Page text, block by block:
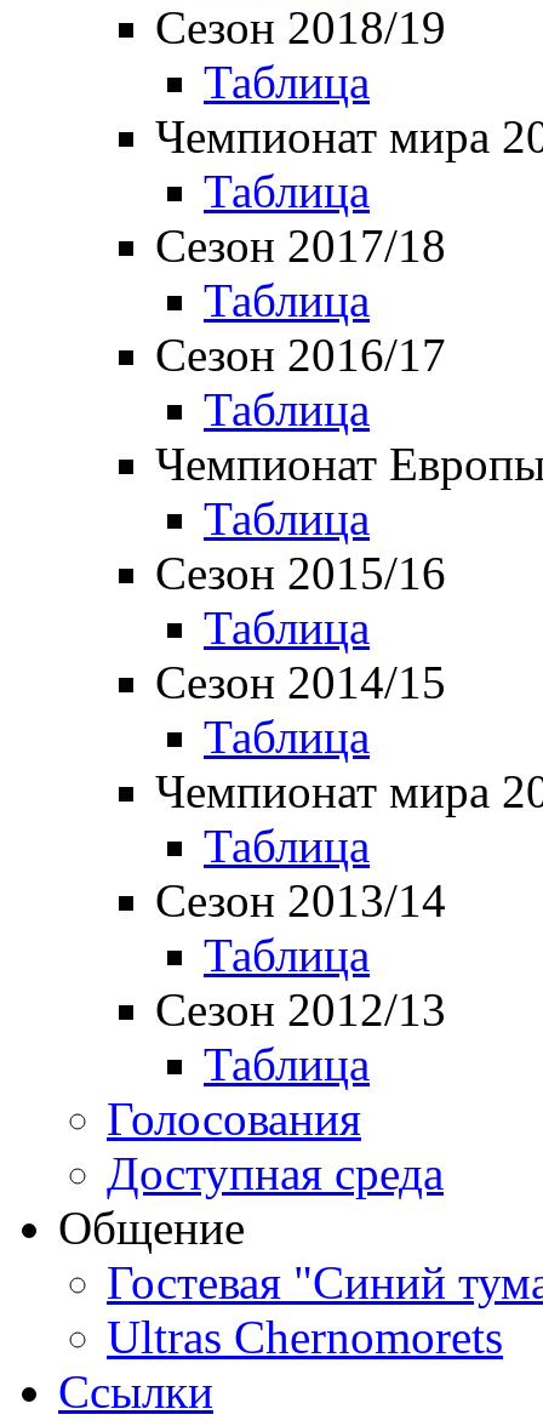
Сезон 2018/19
Таблица
Чемпионат мира
Таблица
Сезон 2017/18
Таблица
Сезон 2016/17
Таблица
Чемпионат
Таблица
Сезон 2015/16
Таблица
Сезон 2014/15
Таблица
Чемпионат мира
Таблица
Сезон 2013/14
Таблица
Сезон 2012/13
Таблица
Голосования
Доступная среда
Общение
Гостевая "Синий
Ultras Chernomorets
Ссылки